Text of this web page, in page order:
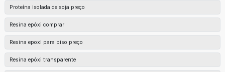
Proteína isolada de soja preço
Resina epóxi comprar
Resina epoxi para piso preço
Resina epóxi transparente